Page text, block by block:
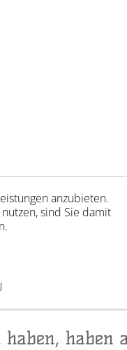
aufgrund
diesem Produkt
in China.
haben
anzubieten.
sind Sie damit